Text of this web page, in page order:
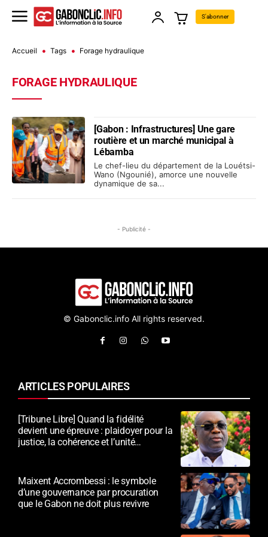
S'abonner
Accueil Tags Forage hydraulique
FORAGE HYDRAULIQUE
[Gabon : Infrastructures] Une gare
routière et un marché municipal à
Lébamba
Le chef-lieu du département de la Louétsi-
Wano (Ngounié), amorce une nouvelle
dynamique de sa...
- Publicité -
© Gabonclic.info All rights reserved.
ARTICLES POPULAIRES
[Tribune Libre] Quand la fidélité
devient une épreuve : plaidoyer pour la
justice, la cohérence et l’unité
Maixent Accrombessi : le symbole
d’une gouvernance par procuration
que le Gabon ne doit plus revivre